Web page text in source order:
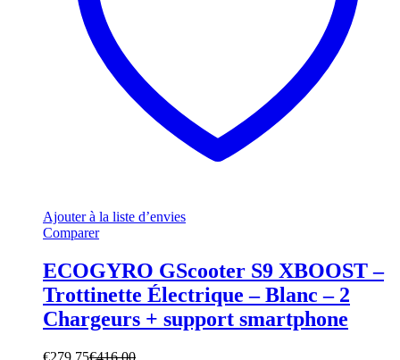
Ajouter à la liste d’envies
Comparer
ECOGYRO GScooter S9 XBOOST –
Trottinette Électrique – Blanc – 2
Chargeurs + support smartphone
€279.75€416.00